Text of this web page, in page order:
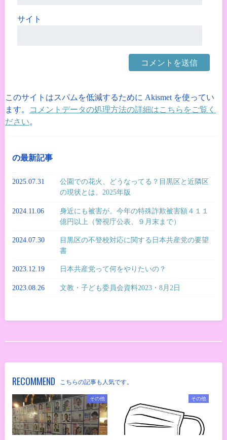
サイト
このサイトはスパムを低減するために Akismet を使ってい
ます。
コメントデータの処理方法の詳細はこちらをご覧く
ださい。
の最新記事
2025.07.31
公園での花火、どうなってる？目黒区と近隣区
の現状とは。2025年版
2024.11.06
身近にも被害が。今年の特殊詐欺被害額４１１
億円以上（警視庁公表、９月末まで）
2024.07.30
目黒区の不登校対応に関する日本共産党の要望
書
2023.12.19 日本共産党って何をやりたいの？
2023.08.26 文教・子ども委員会資料2023・8月2日
RECOMMEND こちらの記事も人気です。
その他 その他